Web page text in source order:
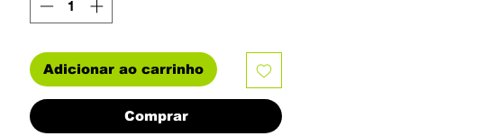
Adicionar ao carrinho
Comprar